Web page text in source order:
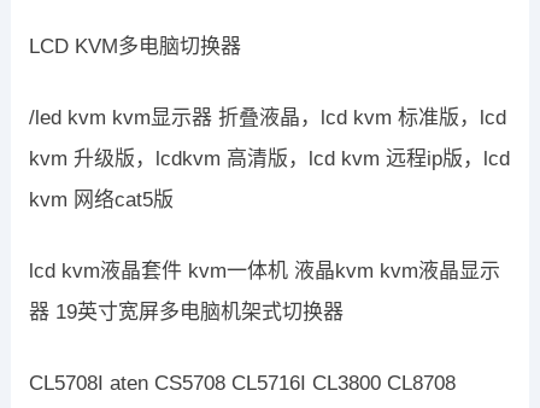
LCD KVM多电脑切换器
/led kvm kvm显示器 折叠液晶，lcd kvm 标准版，lcd
kvm 升级版，lcdkvm 高清版，lcd kvm 远程ip版，lcd
kvm 网络cat5版
lcd kvm液晶套件 kvm一体机 液晶kvm kvm液晶显示
器 19英寸宽屏多电脑机架式切换器
CL5708I aten CS5708 CL5716I CL3800 CL8708